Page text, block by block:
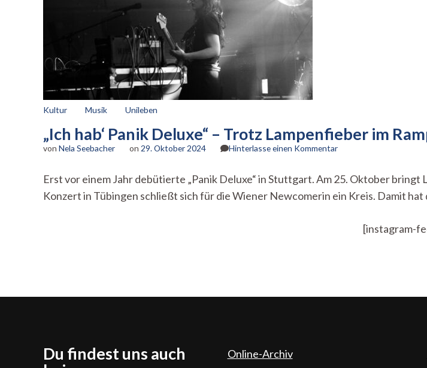
Kultur Musik Unileben
„Ich hab‘ Panik Deluxe“ – Trotz Lampenfieber im
von Nela Seebacher on 29. Oktober 2024 Hinterlasse einen Kommentarzu
Panik
Deluxe“
Lampenfieber
Erst vor einem Jahr debütierte „Panik Deluxe“ in Stuttgart. Am 25. Oktober
Konzert in Tübingen schließt sich für die Wiener Newcomerin ein Kreis. Damit
[instagram-
Du findest uns auch
Online-Archiv